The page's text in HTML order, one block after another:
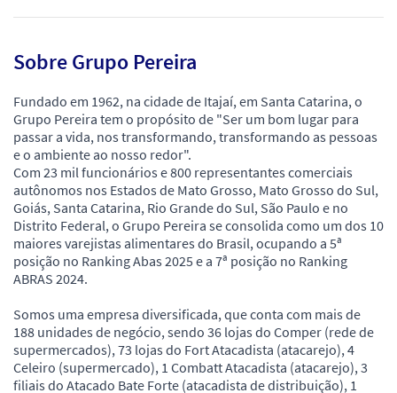
Sobre Grupo Pereira
Fundado em 1962, na cidade de Itajaí, em Santa Catarina, o
Grupo Pereira tem o propósito de "Ser um bom lugar para
passar a vida, nos transformando, transformando as pessoas
e o ambiente ao nosso redor".
Com 23 mil funcionários e 800 representantes comerciais
autônomos nos Estados de Mato Grosso, Mato Grosso do Sul,
Goiás, Santa Catarina, Rio Grande do Sul, São Paulo e no
Distrito Federal, o Grupo Pereira se consolida como um dos 10
maiores varejistas alimentares do Brasil, ocupando a 5ª
posição no Ranking Abas 2025 e a 7ª posição no Ranking
ABRAS 2024.
Somos uma empresa diversificada, que conta com mais de
188 unidades de negócio, sendo 36 lojas do Comper (rede de
supermercados), 73 lojas do Fort Atacadista (atacarejo), 4
Celeiro (supermercado), 1 Combatt Atacadista (atacarejo), 3
filiais do Atacado Bate Forte (atacadista de distribuição), 1